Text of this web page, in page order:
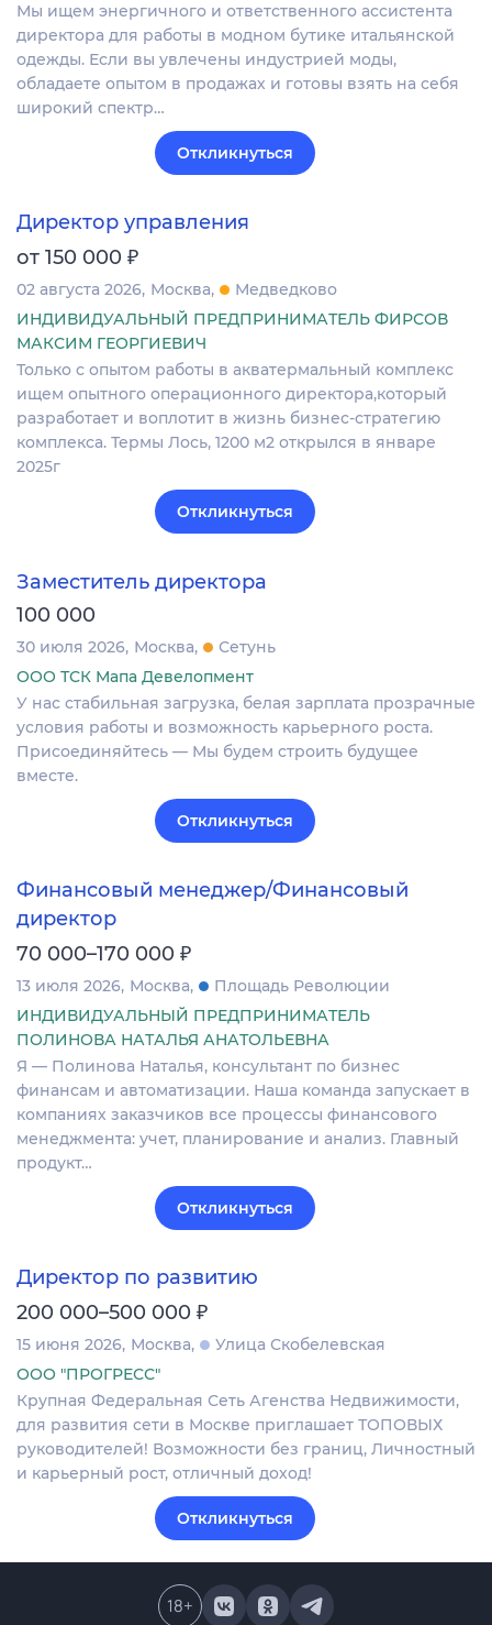
Мы ищем энергичного и ответственного ассистента
директора для работы в модном бутике итальянской
одежды. Если вы увлечены индустрией моды,
обладаете опытом в продажах и готовы взять на себя
широкий спектр…
Откликнуться
Директор управления
от 150 000 ₽
02 августа 2026 Москва
Медведково
ИНДИВИДУАЛЬНЫЙ ПРЕДПРИНИМАТЕЛЬ ФИРСОВ
МАКСИМ ГЕОРГИЕВИЧ
Только с опытом работы в акватермальный комплекс
ищем опытного операционного директора,который
разработает и воплотит в жизнь бизнес-стратегию
комплекса. Термы Лось, 1200 м2 открылся в январе
2025г
Откликнуться
Заместитель директора
100 000
30 июля 2026 Москва
Сетунь
ООО ТСК Мапа Девелопмент
У нас стабильная загрузка, белая зарплата прозрачные
условия работы и возможность карьерного роста.
Присоединяйтесь — Мы будем строить будущее
вместе.
Откликнуться
Финансовый менеджер/Финансовый
директор
70 000–170 000 ₽
13 июля 2026 Москва
Площадь Революции
ИНДИВИДУАЛЬНЫЙ ПРЕДПРИНИМАТЕЛЬ
ПОЛИНОВА НАТАЛЬЯ АНАТОЛЬЕВНА
Я — Полинова Наталья, консультант по бизнес
финансам и автоматизации. Наша команда запускает в
компаниях заказчиков все процессы финансового
менеджмента: учет, планирование и анализ. Главный
продукт…
Откликнуться
Директор по развитию
200 000–500 000 ₽
15 июня 2026 Москва
Улица Скобелевская
ООО "ПРОГРЕСС"
Крупная Федеральная Сеть Агенства Недвижимости,
для развития сети в Москве приглашает ТОПОВЫХ
руководителей! Возможности без границ, Личностный
и карьерный рост, отличный доход!
Откликнуться
18+